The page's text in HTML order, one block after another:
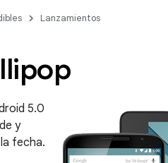
Lanzamientos
5.0
y
fecha.